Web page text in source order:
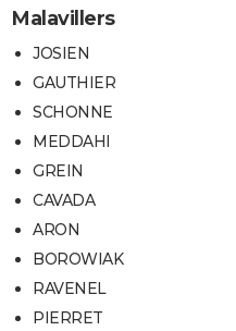
Malavillers
JOSIEN
GAUTHIER
SCHONNE
MEDDAHI
GREIN
CAVADA
ARON
BOROWIAK
RAVENEL
PIERRET